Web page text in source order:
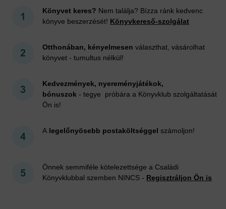
Könyvet keres? Nem találja? Bízza ránk kedvenc
könyve beszerzését! Könyvkereső-szolgálat
Otthonában, kényelmesen választhat, vásárolhat
könyvet - tumultus nélkül!
Kedvezmények, nyereményjátékok,
bónuszok - tegye próbára a Könyvklub szolgáltatását
Ön is!
A legelőnyösebb postaköltséggel számoljon!
Önnek semmiféle kötelezettsége a Családi
Könyvklubbal szemben NINCS - Regisztráljon Ön is